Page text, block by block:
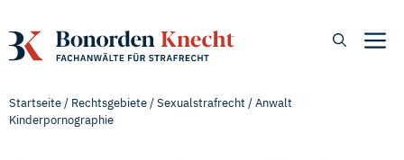
Inhalt
springen
Startseite/ Rechtsgebiete/Sexualstrafrecht /Anwalt
Kinderpornographie